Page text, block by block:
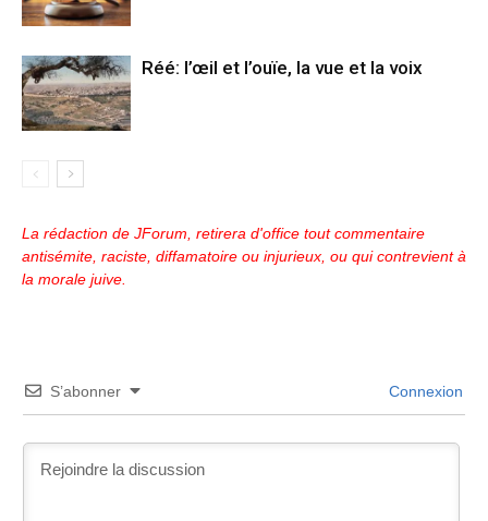
Réé: l’œil et l’ouïe, la vue et la voix
La rédaction de JForum, retirera d'office tout commentaire
antisémite, raciste, diffamatoire ou injurieux, ou qui contrevient à
la morale juive.
S’abonner Connexion